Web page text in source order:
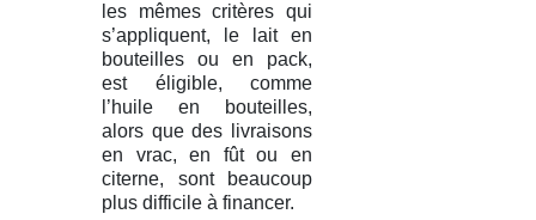
les mêmes critères qui
s’appliquent, le lait en
bouteilles ou en pack,
est éligible, comme
l’huile en bouteilles,
alors que des livraisons
en vrac, en fût ou en
citerne, sont beaucoup
plus difficile à financer.